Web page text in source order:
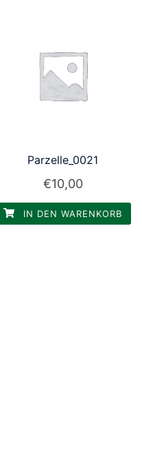
Parzelle_0021
€10,00
IN DEN WARENKORB